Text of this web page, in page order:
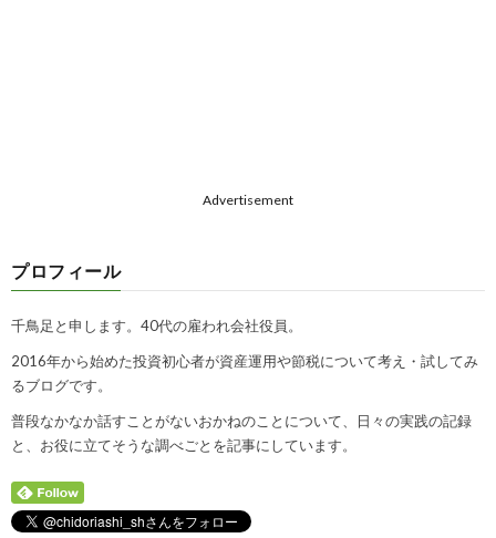
Advertisement
プロフィール
千鳥足と申します。40代の雇われ会社役員。
2016年から始めた投資初心者が資産運用や節税について考え・試してみ
るブログです。
普段なかなか話すことがないおかねのことについて、日々の実践の記録
と、お役に立てそうな調べごとを記事にしています。